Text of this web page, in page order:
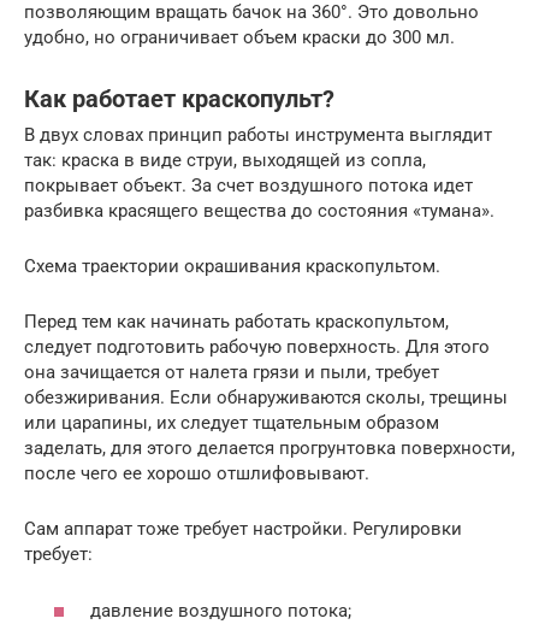
позволяющим вращать бачок на 360°. Это довольно
удобно, но ограничивает объем краски до 300 мл.
Как работает краскопульт?
В двух словах принцип работы инструмента выглядит
так: краска в виде струи, выходящей из сопла,
покрывает объект. За счет воздушного потока идет
разбивка красящего вещества до состояния «тумана».
Схема траектории окрашивания краскопультом.
Перед тем как начинать работать краскопультом,
следует подготовить рабочую поверхность. Для этого
она зачищается от налета грязи и пыли, требует
обезжиривания. Если обнаруживаются сколы, трещины
или царапины, их следует тщательным образом
заделать, для этого делается прогрунтовка поверхности,
после чего ее хорошо отшлифовывают.
Сам аппарат тоже требует настройки. Регулировки
требует:
давление воздушного потока;